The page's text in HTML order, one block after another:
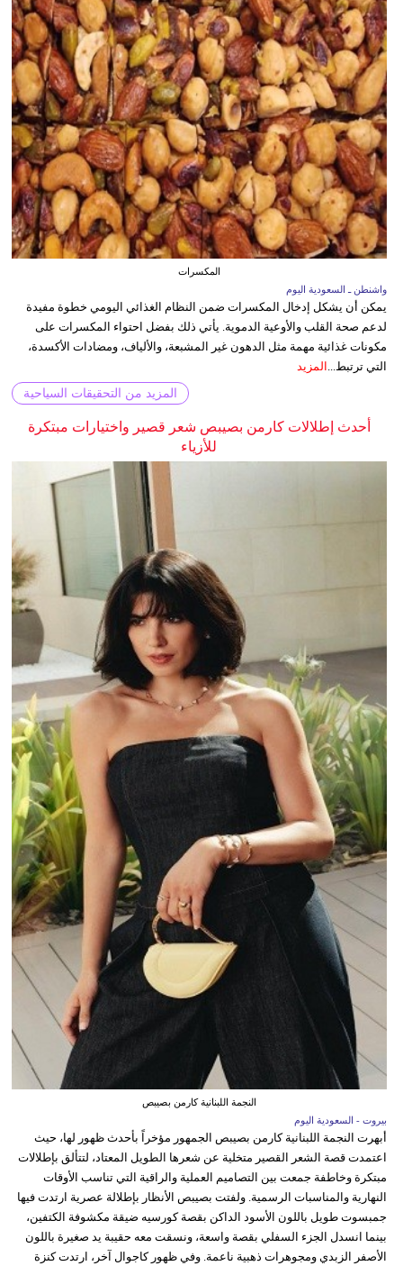
المكسرات
واشنطن ـ السعودية اليوم
يمكن أن يشكل إدخال المكسرات ضمن النظام الغذائي اليومي خطوة مفيدة
لدعم صحة القلب والأوعية الدموية. يأتي ذلك بفضل احتواء المكسرات على
مكونات غذائية مهمة مثل الدهون غير المشبعة، والألياف، ومضادات الأكسدة،
التي ترتبط... المزيد
المزيد من التحقيقات السياحية
أحدث إطلالات كارمن بصيبص شعر قصير واختيارات مبتكرة
للأزياء
النجمة اللبنانية كارمن بصيبص
بيروت - السعودية اليوم
أبهرت النجمة اللبنانية كارمن بصيبص الجمهور مؤخراً بأحدث ظهور لها، حيث
اعتمدت قصة الشعر القصير متخلية عن شعرها الطويل المعتاد، لتتألق بإطلالات
مبتكرة وخاطفة جمعت بين التصاميم العملية والراقية التي تناسب الأوقات
النهارية والمناسبات الرسمية. ولفتت بصيبص الأنظار بإطلالة عصرية ارتدت فيها
جمبسوت طويل باللون الأسود الداكن بقصة كورسيه ضيقة مكشوفة الكتفين،
بينما انسدل الجزء السفلي بقصة واسعة، ونسقت معه حقيبة يد صغيرة باللون
الأصفر الزبدي ومجوهرات ذهبية ناعمة. وفي ظهور كاجوال آخر، ارتدت كنزة